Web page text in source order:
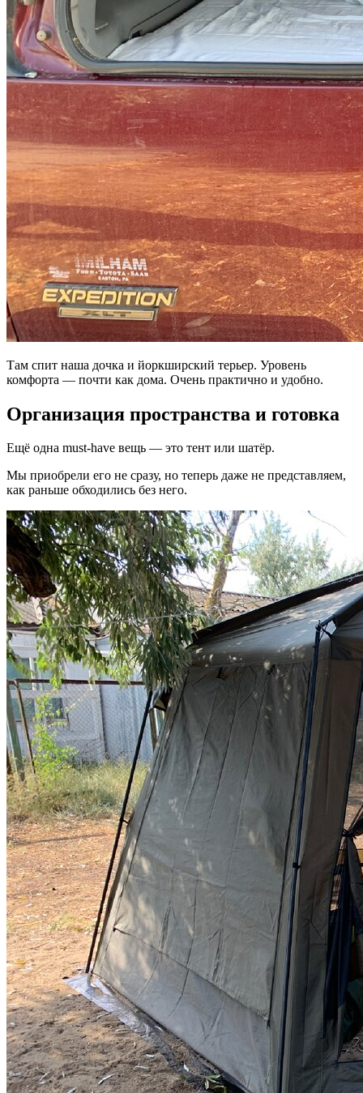
Там спит наша дочка и йоркширский терьер. Уровень
комфорта — почти как дома. Очень практично и удобно.
Организация пространства и готовка
Ещё одна must-have вещь — это тент или шатёр.
Мы приобрели его не сразу, но теперь даже не представляем,
как раньше обходились без него.